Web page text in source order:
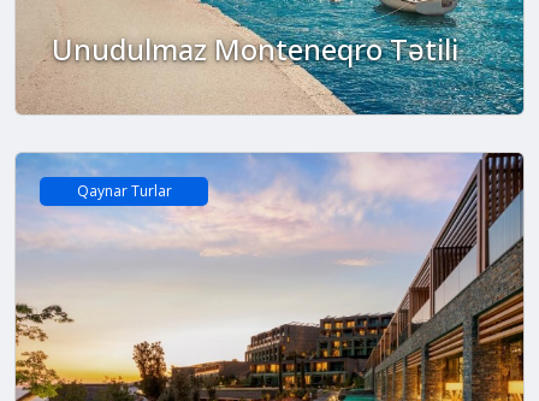
Unudulmaz Monteneqro Tətili
Qaynar Turlar